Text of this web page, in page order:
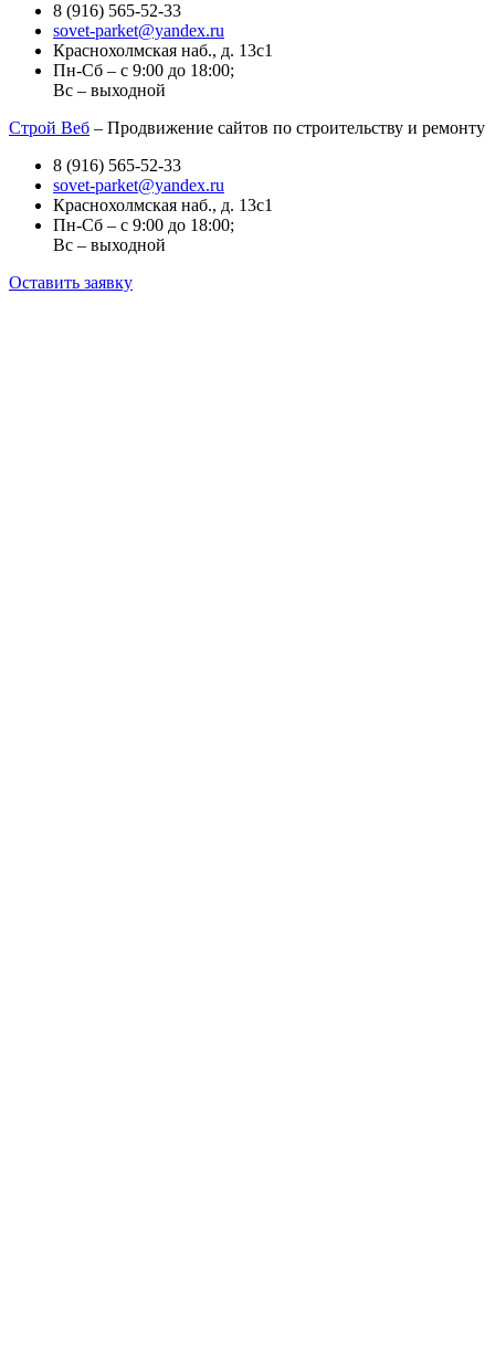
8 (916) 565-52-33
sovet-parket@yandex.ru
Краснохолмская наб., д. 13с1
Пн-Сб – с 9:00 до 18:00;
Вс – выходной
Строй Веб – Продвижение сайтов по строительству и ремонту
8 (916) 565-52-33
sovet-parket@yandex.ru
Краснохолмская наб., д. 13с1
Пн-Сб – с 9:00 до 18:00;
Вс – выходной
Оставить заявку